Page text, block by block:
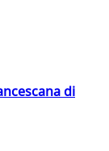
di